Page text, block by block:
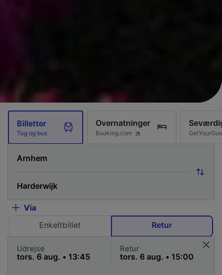
Billetter
Tog og bus
Overnatninger
Booking.com
Via
Enkeltbillet
Retur
Udrejse Retur